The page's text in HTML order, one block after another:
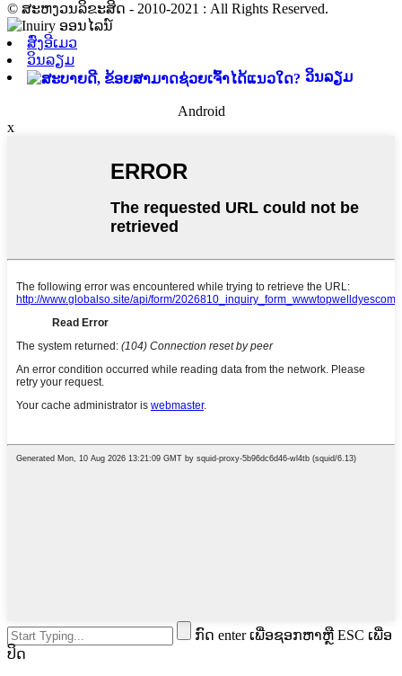
© ສະຫງວນລິຂະສິດ - 2010-2021 : All Rights Reserved.
ສົ່ງອີເມວ
ວິນລຽມ
ວິນລຽມ
Android
x
ກົດ enter ເພື່ອຊອກຫາຫຼື ESC ເພື່ອ
ປິດ